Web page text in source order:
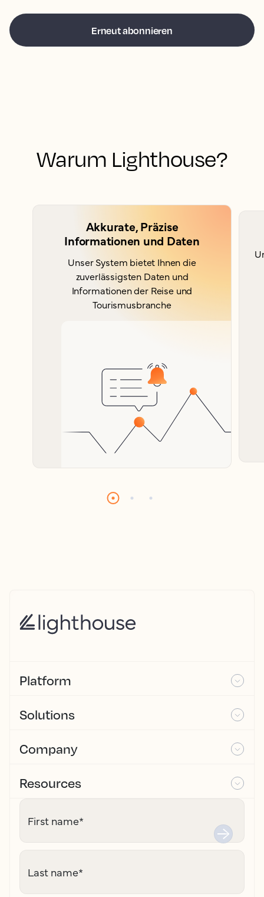
Warum Lighthouse?
Akkurate, Präzise
Informationen und Daten
Unser System bietet Ihnen die
zuverlässigsten Daten und
Informationen der Reise und
Tourismusbranche
Platform
Solutions
Company
Resources
First name*
Last name*